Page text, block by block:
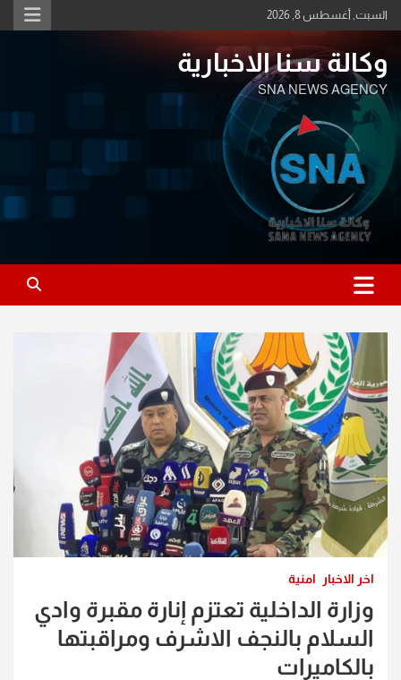
Skip
to
السبت, أغسطس 8, 2026
وكالة سنا الاخبارية
SNA NEWS AGENCY
اخر الاخبار امنية
وزارة الداخلية تعتزم إنارة مقبرة وادي
السلام بالنجف الاشرف ومراقبتها
بالكاميرات